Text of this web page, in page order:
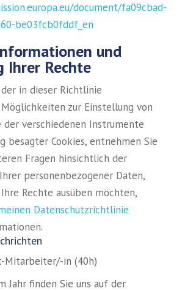
document/fa09cbad-
be03fcb0fddf_en
und
Ihrer Rechte
in dieser Richtlinie
zur Einstellung von
der verschiedenen Instrumente
besagter Cookies, entnehmen Sie
Fragen hinsichtlich der
personenbezogener Daten,
Rechte ausüben möchten,
Datenschutzrichtlinie
Mitarbeiter/-in (40h)
Jahr finden Sie uns auf der